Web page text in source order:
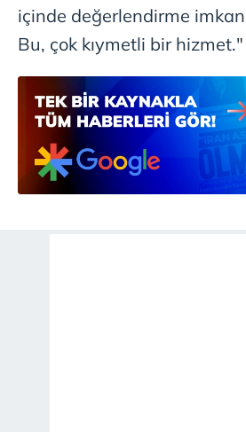
hazırlanmış Aydınlatma Metnimizi
ilgili mevzuata uygun olarak
almak için lütfentıklayınız .
içinde değerlendirme
Bu, çok kıymetli bir